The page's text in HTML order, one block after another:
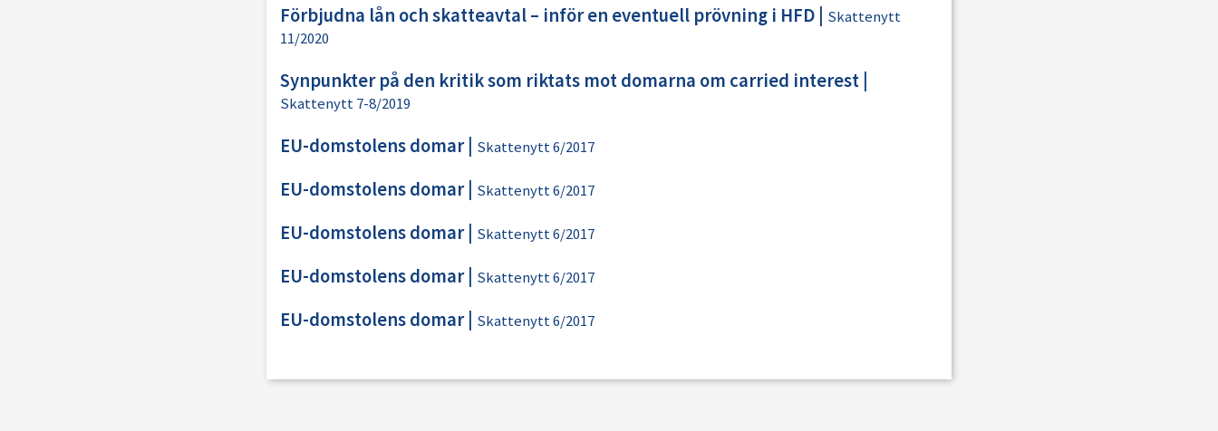
Förbjudna lån och skatteavtal – inför en eventuell prövning i HFD|
Skattenytt
11/2020
Synpunkter på den kritik som riktats mot domarna om carried interest|
Skattenytt 7-8/2019
EU-domstolens domar| Skattenytt 6/2017
EU-domstolens domar| Skattenytt 6/2017
EU-domstolens domar| Skattenytt 6/2017
EU-domstolens domar| Skattenytt 6/2017
EU-domstolens domar| Skattenytt 6/2017